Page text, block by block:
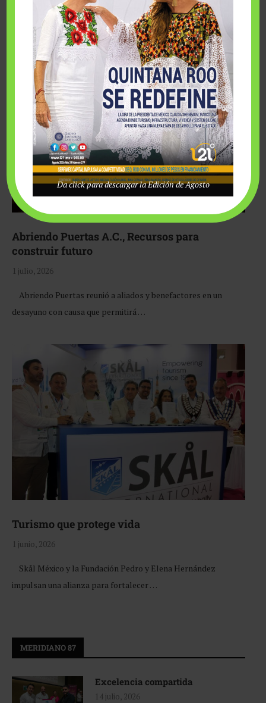
Fairmont Mayakoba y Make-A-Wish México unieron
esfuerzos para hacer realidad el deseo de una …
Abriendo Puertas A.C., Recursos para
construir futuro
1 julio, 2026
Abriendo Puertas reunió a aliados y benefactores en un
desayuno con causa que permitirá …
Turismo que protege vida
1 junio, 2026
Skål México y la Fundación Pedro y Elena Hernández
impulsan una alianza para fortalecer …
MERIDIANO 87
Excelencia compartida
14 julio, 2026
Da click para descargar la Edición de Agosto